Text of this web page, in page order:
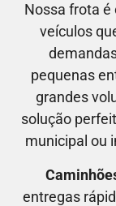
Nossa frota
veículos
pequenas
grandes
solução
municipal ou
entregas